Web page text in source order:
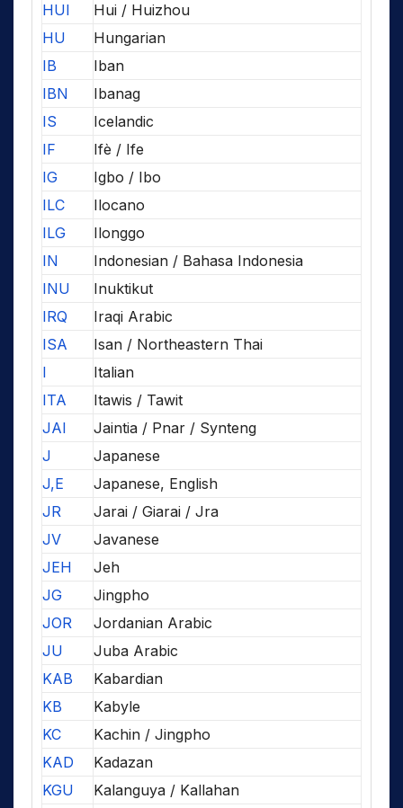
HUI
Hui / Huizhou
HU
Hungarian
IB
Iban
IBN
Ibanag
IS
Icelandic
IF
Ifè / Ife
IG
Igbo / Ibo
ILC
Ilocano
ILG
Ilonggo
IN
Indonesian / Bahasa Indonesia
INU
Inuktikut
IRQ
Iraqi Arabic
ISA
Isan / Northeastern Thai
I
Italian
ITA
Itawis / Tawit
JAI
Jaintia / Pnar / Synteng
J
Japanese
J,E
Japanese, English
JR
Jarai / Giarai / Jra
JV
Javanese
JEH
Jeh
JG
Jingpho
JOR
Jordanian Arabic
JU
Juba Arabic
KAB
Kabardian
KB
Kabyle
KC
Kachin / Jingpho
KAD
Kadazan
KGU
Kalanguya / Kallahan